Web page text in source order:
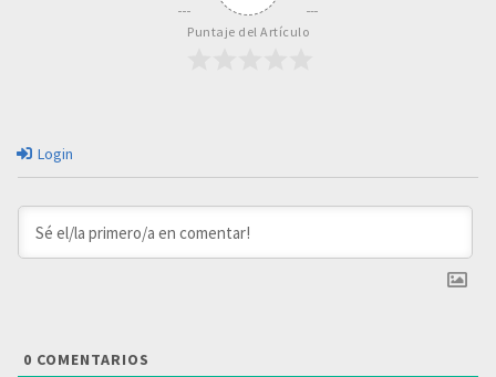
Puntaje del Artículo
Login
0 COMENTARIOS